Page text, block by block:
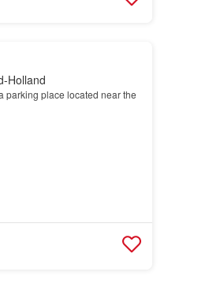
Holland
parking place located near the